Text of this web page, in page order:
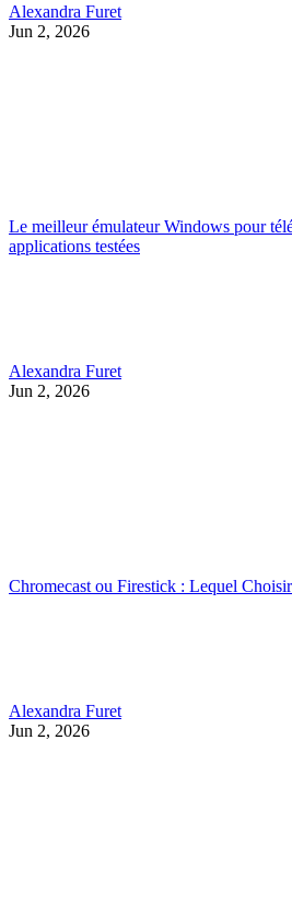
Alexandra Furet
Jun 2, 2026
Le meilleur émulateur Windows pour
applications testées
Alexandra Furet
Jun 2, 2026
Chromecast ou Firestick : Lequel
Alexandra Furet
Jun 2, 2026